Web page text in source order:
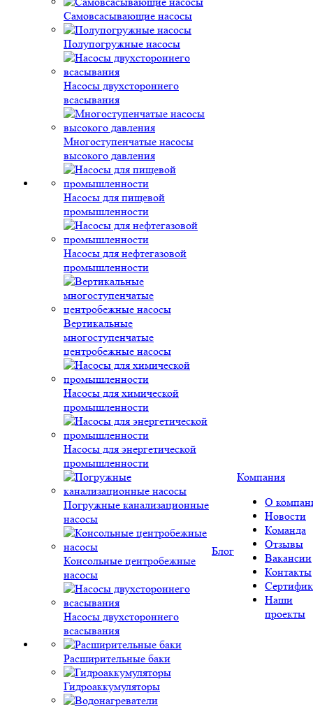
Самовсасывающие насосы
Полупогружные насосы
Насосы двухстороннего
всасывания
Многоступенчатые насосы
высокого давления
Насосы для пищевой
промышленности
Насосы для нефтегазовой
промышленности
Вертикальные
многоступенчатые
центробежные насосы
Насосы для химической
промышленности
Насосы для энергетической
промышленности
Погружные канализационные
насосы
Консольные центробежные
насосы
Насосы двухстороннего
всасывания
Расширительные баки
Гидроаккумуляторы
Блог
Компания
О
Новости
Команда
Отзывы
Вакансии
Контакты
Наши
проекты